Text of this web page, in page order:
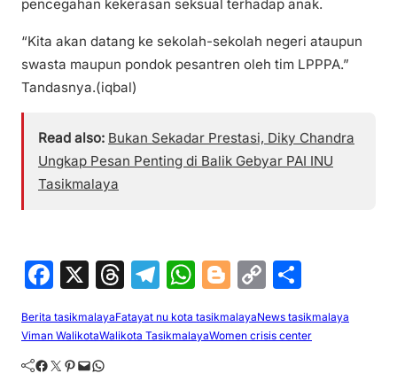
pencegahan kekerasan seksual terhadap anak.
“Kita akan datang ke sekolah-sekolah negeri ataupun
swasta maupun pondok pesantren oleh tim LPPPA.”
Tandasnya.(iqbal)
Read also: Bukan Sekadar Prestasi, Diky Chandra
Ungkap Pesan Penting di Balik Gebyar PAI INU
Tasikmalaya
F
c
e
X
T
e
T
e
W
at
Bl
g
C
p ar
Berita tasikmalayaFatayat nu kota tasikmalayaNews tasikmalaya
Viman WalikotaWalikota TasikmalayaWomen crisis center
Facebook Twitter Pinterest Mail WhatsApp